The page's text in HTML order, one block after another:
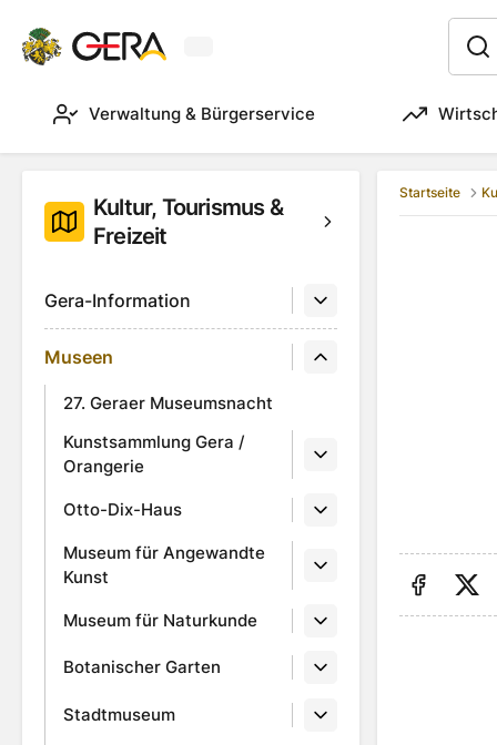
Verwaltung & Bürgerservice
Kultur, Tourismus &
Freizeit
Gera-Information
Museen
27. Geraer Museumsnacht
Kunstsammlung Gera /
Orangerie
Otto-Dix-Haus
Museum für Angewandte
Kunst
Museum für Naturkunde
Botanischer Garten
Stadtmuseum
Startseite
Auf